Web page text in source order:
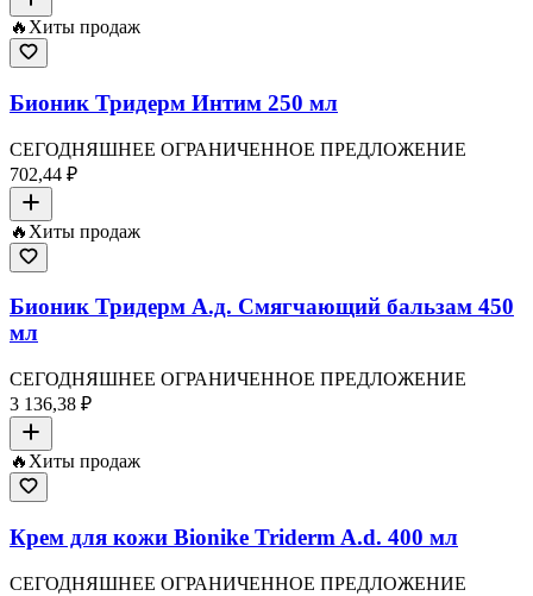
🔥 Хиты продаж
Бионик Тридерм Интим 250 мл
СЕГОДНЯШНЕЕ ОГРАНИЧЕННОЕ ПРЕДЛОЖЕНИЕ
702,44 ₽
🔥 Хиты продаж
Бионик Тридерм А.д. Смягчающий бальзам 450
мл
СЕГОДНЯШНЕЕ ОГРАНИЧЕННОЕ ПРЕДЛОЖЕНИЕ
3 136,38 ₽
🔥 Хиты продаж
Крем для кожи Bionike Triderm A.d. 400 мл
СЕГОДНЯШНЕЕ ОГРАНИЧЕННОЕ ПРЕДЛОЖЕНИЕ